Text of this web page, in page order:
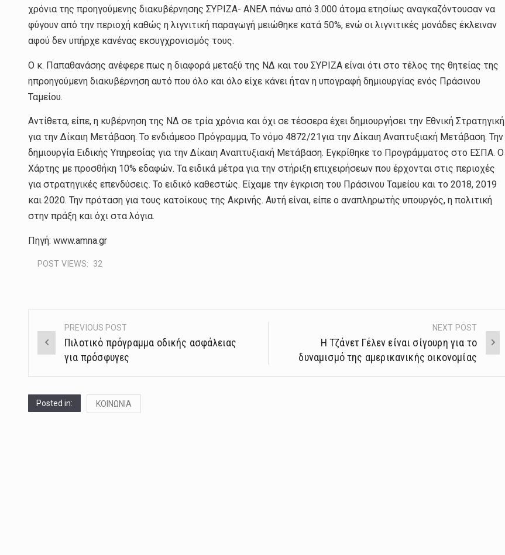
χρόνια της προηγούμενης διακυβέρνησης ΣΥΡΙΖΑ- ΑΝΕΛ πάνω από 3.000 άτομα ετησίως αναγκαζόντουσαν να
φύγουν από την περιοχή καθώς η λιγνιτική παραγωγή μειώθηκε κατά 50%, ενώ οι λιγνιτικές μονάδες έκλειναν
αφού δεν υπήρχε κανένας εκσυγχρονισμός τους.
Ο κ. Παπαθανάσης ανέφερε πως η διαφορά μεταξύ της ΝΔ και του ΣΥΡΙΖΑ είναι ότι στο τέλος της θητείας της
ηπροηγούμενη διακυβέρνηση αυτό που όλο και όλο είχε κάνει ήταν η υπογραφή δημιουργίας ενός Πράσινου
Ταμείου.
Αντίθετα, είπε, η κυβέρνηση της ΝΔ σε τρία χρόνια και όχι σε τέσσερα έχει δημιουργήσει την Εθνική Στρατηγική
για την Δίκαιη Μετάβαση. Το ενδιάμεσο Πρόγραμμα, Το νόμο 4872/21για την Δίκαιη Αναπτυξιακή Μετάβαση. Την
δημιουργία Ειδικής Υπηρεσίας για την Δίκαιη Αναπτυξιακή Μετάβαση. Εγκρίθηκε το Προγράμματος στο ΕΣΠΑ. Ο
Χάρτης με προσθήκη 10% εδαφών. Τα ειδικά μέτρα για την στήριξη επιχειρήσεων που έρχονται στις περιοχές
για στρατηγικές επενδύσεις. Το ειδικό καθεστώς. Είχαμε την έγκριση του Πράσινου Ταμείου και το 2018, 2019
και 2020. Την πρόταση για τους κατοίκους της Ακρινής. Αυτή είναι, είπε ο αναπληρωτής υπουργός, η πολιτική
στην πράξη και όχι στα λόγια.
Πηγή: www.amna.gr
POST VIEWS: 32
Post
navigation
PREVIOUS POST
Πιλοτικό πρόγραμμα οδικής ασφάλειας
για πρόσφυγες
NEXT POST
Η Τζάνετ Γέλεν είναι σίγουρη για το
δυναμισμό της αμερικανικής οικονομίας
Posted in: ΚΟΙΝΩΝΙΑ